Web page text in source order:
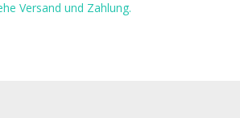
Versand und Zahlung.